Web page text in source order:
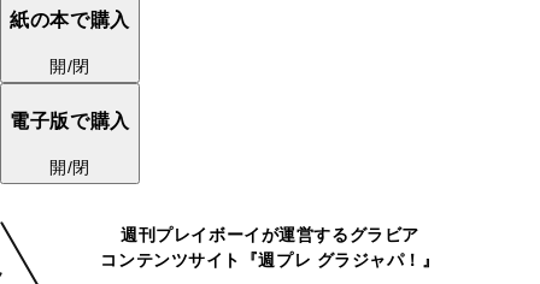
紙の本で購入
開/閉
電子版で購入
開/閉
週刊プレイボーイが運営するグラビア
コンテンツサイト『週プレ グラジャパ！』